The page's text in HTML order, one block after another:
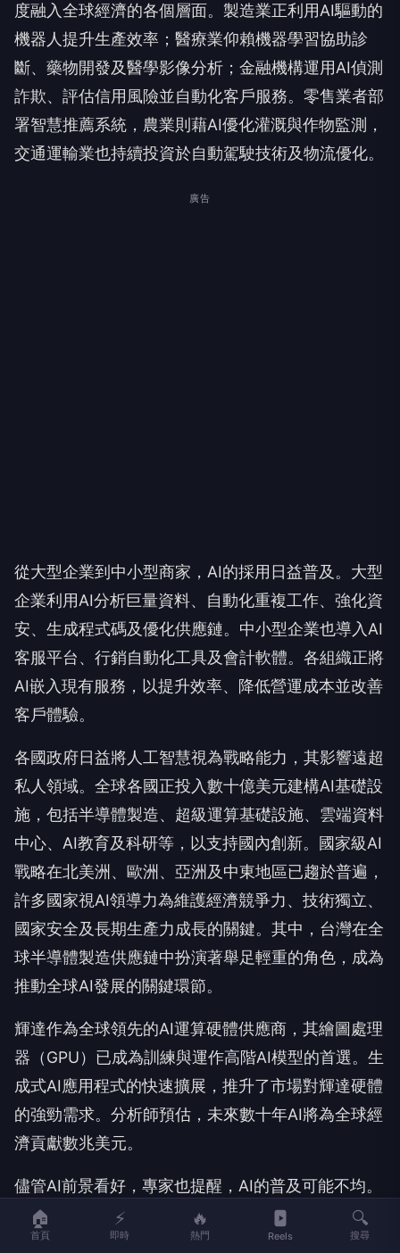
度融入全球經濟的各個層面。製造業正利用AI驅動的
機器人提升生產效率；醫療業仰賴機器學習協助診
斷、藥物開發及醫學影像分析；金融機構運用AI偵測
詐欺、評估信用風險並自動化客戶服務。零售業者部
署智慧推薦系統，農業則藉AI優化灌溉與作物監測，
交通運輸業也持續投資於自動駕駛技術及物流優化。
廣告
從大型企業到中小型商家，AI的採用日益普及。大型
企業利用AI分析巨量資料、自動化重複工作、強化資
安、生成程式碼及優化供應鏈。中小型企業也導入AI
客服平台、行銷自動化工具及會計軟體。各組織正將
AI嵌入現有服務，以提升效率、降低營運成本並改善
客戶體驗。
各國政府日益將人工智慧視為戰略能力，其影響遠超
私人領域。全球各國正投入數十億美元建構AI基礎設
施，包括半導體製造、超級運算基礎設施、雲端資料
中心、AI教育及科研等，以支持國內創新。國家級AI
戰略在北美洲、歐洲、亞洲及中東地區已趨於普遍，
許多國家視AI領導力為維護經濟競爭力、技術獨立、
國家安全及長期生產力成長的關鍵。其中，台灣在全
球半導體製造供應鏈中扮演著舉足輕重的角色，成為
推動全球AI發展的關鍵環節。
輝達作為全球領先的AI運算硬體供應商，其繪圖處理
器（GPU）已成為訓練與運作高階AI模型的首選。生
成式AI應用程式的快速擴展，推升了市場對輝達硬體
的強勁需求。分析師預估，未來數十年AI將為全球經
濟貢獻數兆美元。
儘管AI前景看好，專家也提醒，AI的普及可能不均。
高數位化的產業可能較快擁抱AI，而面臨法規複雜性
或技術基礎設施有限的產業則可能較慢。AI的成功實
🏠
首頁
⚡
即時
🔥
熱門 Reels
🔍
搜尋